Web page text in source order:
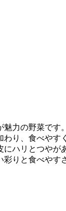
力の野菜で
り、食べや
ハリとつや
りと食べやす